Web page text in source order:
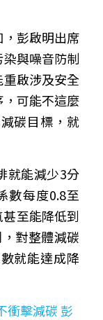
彭啟明出席
與噪音防制
啟涉及安全
可能不這麼
碳目標，就
就能減少3分
數每度0.8至
至能降低到
對整體減碳
就能達成降
衝擊減碳 彭